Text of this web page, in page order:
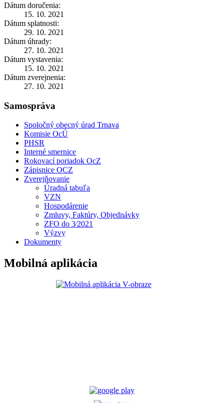
Dátum doručenia:
15. 10. 2021
Dátum splatnosti:
29. 10. 2021
Dátum úhrady:
27. 10. 2021
Dátum vystavenia:
15. 10. 2021
Dátum zverejnenia:
27. 10. 2021
Samospráva
Spoločný obecný úrad Trnava
Komisie OcÚ
PHSR
Interné smernice
Rokovací poriadok OcZ
Zápisnice OCZ
Zverejňovanie
Úradná tabuľa
VZN
Hospodárenie
Zmluvy, Faktúry, Objednávky
ZFO do 3⁄2021
Výzvy
Dokumenty
Mobilná aplikácia